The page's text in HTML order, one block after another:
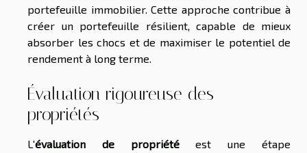
portefeuille immobilier. Cette approche contribue à
créer un portefeuille résilient, capable de mieux
absorber les chocs et de maximiser le potentiel de
rendement à long terme.
Évaluation rigoureuse des
propriétés
L'évaluation de propriétéest une étape